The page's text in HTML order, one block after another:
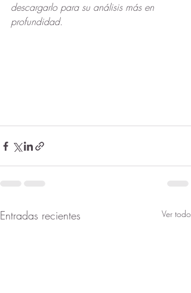
descargarlo para su análisis más en
profundidad.
Entradas recientes Ver todo